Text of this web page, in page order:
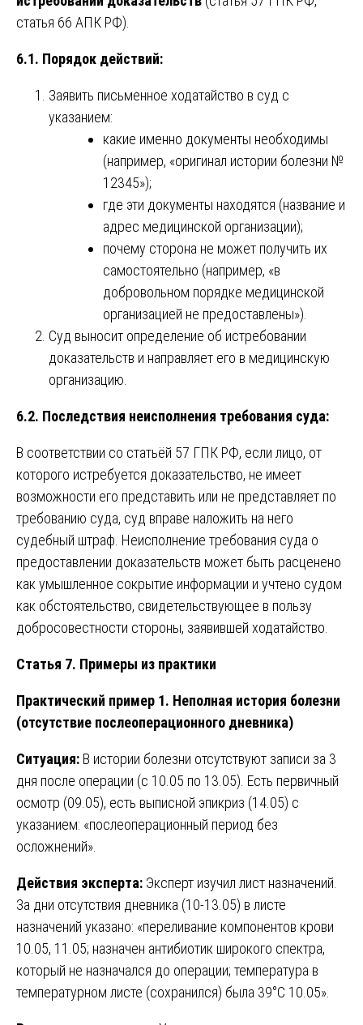
статья 66 АПК РФ).
6.1. Порядок действий:
Заявить письменное ходатайство в суд с
указанием:
какие именно документы необходимы
(например, «оригинал истории болезни №
12345»);
где эти документы находятся (название и
адрес медицинской организации);
почему сторона не может получить их
самостоятельно (например, «в
добровольном порядке медицинской
организацией не предоставлены»).
Суд выносит определение об истребовании
доказательств и направляет его в медицинскую
организацию.
6.2. Последствия неисполнения требования суда:
В соответствии со статьёй 57 ГПК РФ, если лицо, от
которого истребуется доказательство, не имеет
возможности его представить или не представляет по
требованию суда, суд вправе наложить на него
судебный штраф. Неисполнение требования суда о
предоставлении доказательств может быть расценено
как умышленное сокрытие информации и учтено судом
как обстоятельство, свидетельствующее в пользу
добросовестности стороны, заявившей ходатайство.
Статья 7. Примеры из практики
Практический пример 1. Неполная история болезни
(отсутствие послеоперационного дневника)
Ситуация: В истории болезни отсутствуют записи за 3
дня после операции (с 10.05 по 13.05). Есть первичный
осмотр (09.05), есть выписной эпикриз (14.05) с
указанием: «послеоперационный период без
осложнений».
Действия эксперта: Эксперт изучил лист назначений.
За дни отсутствия дневника (10-13.05) в листе
назначений указано: «переливание компонентов крови
10.05, 11.05; назначен антибиотик широкого спектра,
который не назначался до операции; температура в
температурном листе (сохранился) была 39°C 10.05».